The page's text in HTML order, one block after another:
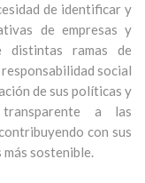
de identificar y
de empresas y
distintas ramas de
social
de sus políticas y
a las
con sus
sostenible.